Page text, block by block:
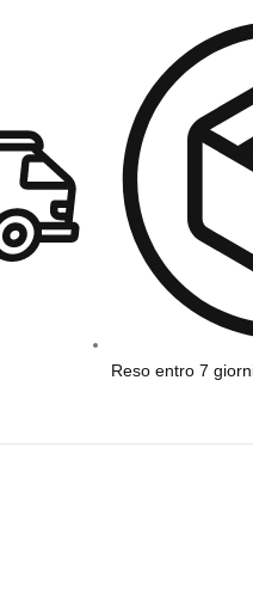
Reso entro 7